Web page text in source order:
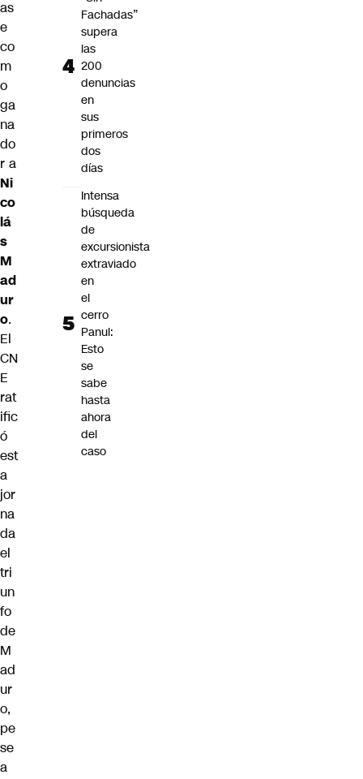
as
e
co
m
o
ga
na
do
r a
Ni
co
lá
s
M
ad
ur
o.
El
CN
E
rat
ific
ó
est
a
jor
na
da
el
tri
un
fo
de
M
ad
ur
o,
pe
se
a
Fachadas”
supera
las
200
denuncias
en
sus
primeros
dos
días
Intensa
búsqueda
de
excursionista
extraviado
en
el
cerro
Panul:
Esto
se
sabe
hasta
ahora
del
caso